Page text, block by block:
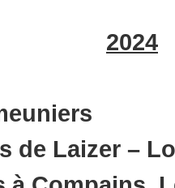
2024
de Laizer –